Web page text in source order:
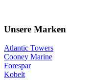
Unsere Marken
Atlantic Towers
Cooney Marine
Forespar
Kobelt